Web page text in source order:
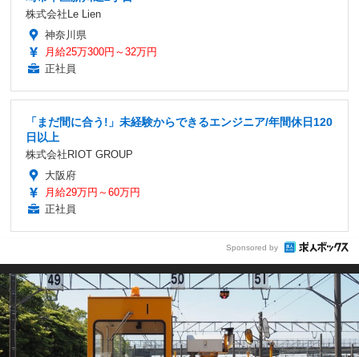
株式会社Le Lien
神奈川県
月給25万300円～32万円
正社員
「まだ間に合う!」未経験からできるエンジニア/年間休日120
日以上
株式会社RIOT GROUP
大阪府
月給29万円～60万円
正社員
Sponsored by